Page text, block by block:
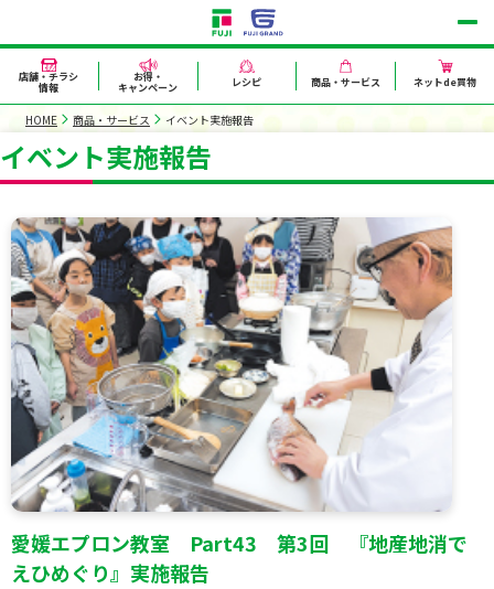
店舗・チラシ
情報
お得・
キャンペーン レシピ 商品・サービス ネットde買物
HOME 商品・サービス イベント実施報告
イベント実施報告
愛媛エプロン教室 Part43 第3回 『地産地消で
えひめぐり』実施報告